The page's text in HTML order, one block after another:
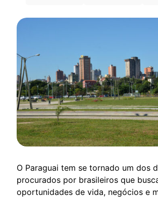
O Paraguai tem se tornado um dos
procurados por brasileiros que
oportunidades de vida, negócios e